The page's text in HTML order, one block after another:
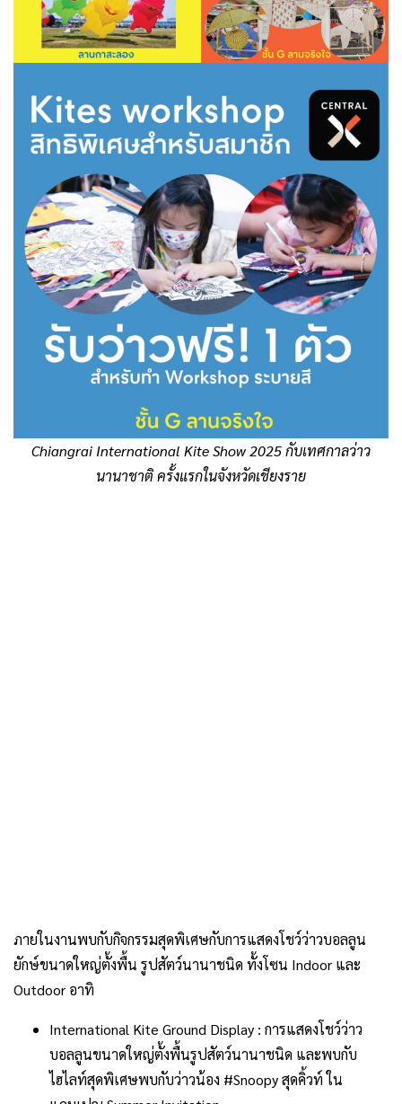
Chiangrai International Kite Show 2025 กับเทศกาลว่าว
นานาชาติ ครั้งแรกในจังหวัดเชียงราย
ภายในงานพบกับกิจกรรมสุดพิเศษกับการแสดงโชว์ว่าวบอลลูน
ยักษ์ขนาดใหญ่ตั้งพื้น รูปสัตว์นานาชนิด ทั้งโซน Indoor และ
Outdoor อาทิ
International Kite Ground Display : การแสดงโชว์ว่าว
บอลลูนขนาดใหญ่ตั้งพื้นรูปสัตว์นานาชนิด และพบกับ
ไฮไลท์สุดพิเศษพบกับว่าวน้อง #Snoopy สุดคิ้วท์ ใน